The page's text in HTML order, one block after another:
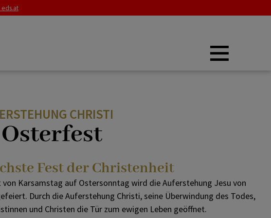
eds.at
Allerseelen
Weihnachten
CHRISTI
Fest der Christenheit
von Karsamstag auf Ostersonntag wird die Auferstehung Jesu von
Durch die Auferstehung Christi, seine Überwindung des Todes,
und Christen die Tür zum ewigen Leben geöffnet.